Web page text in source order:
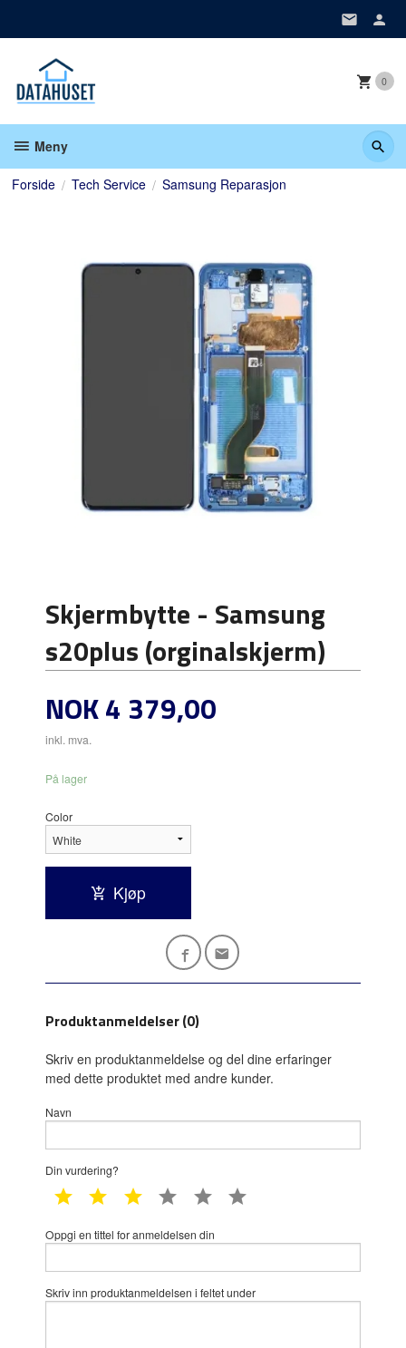
0
Meny
Forside Tech Service Samsung Reparasjon
Skjermbytte - Samsung
s20plus (orginalskjerm)
Pris
NOK4 379,00
inkl. mva.
På lager
Color
Kjøp
Produktanmeldelser (0)
Skriv en produktanmeldelse og del dine erfaringer
med dette produktet med andre kunder.
Navn
Din vurdering?
1 star 2 star 3 star 4 star 5 star
Oppgi en tittel for anmeldelsen din
Skriv inn produktanmeldelsen i feltet under